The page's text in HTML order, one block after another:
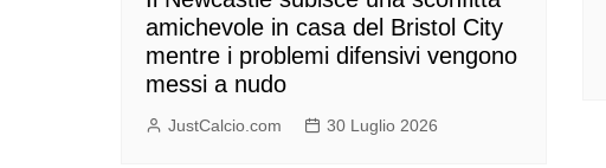
amichevole in casa del Bristol City
mentre i problemi difensivi vengono
messi a nudo
JustCalcio.com 30 Luglio 2026